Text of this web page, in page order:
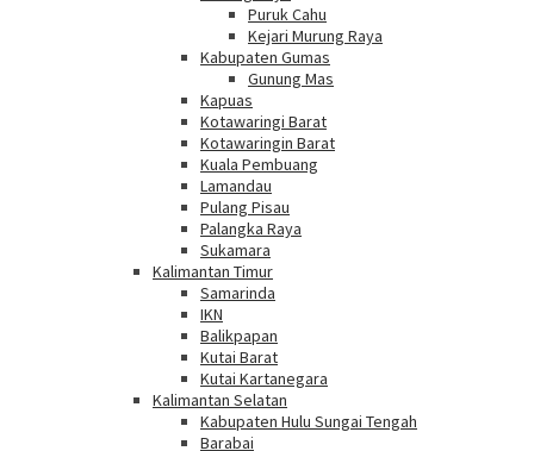
Puruk Cahu
Kejari Murung Raya
Kabupaten Gumas
Gunung Mas
Kapuas
Kotawaringi Barat
Kotawaringin Barat
Kuala Pembuang
Lamandau
Pulang Pisau
Palangka Raya
Sukamara
Kalimantan Timur
Samarinda
IKN
Balikpapan
Kutai Barat
Kutai Kartanegara
Kalimantan Selatan
Kabupaten Hulu Sungai Tengah
Barabai